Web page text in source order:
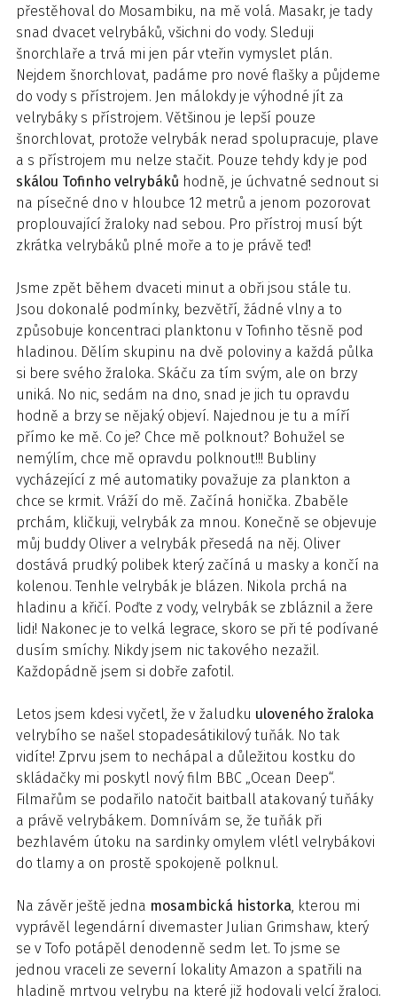
přestěhoval do Mosambiku, na mě volá. Masakr, je tady
snad dvacet velrybáků, všichni do vody. Sleduji
šnorchlaře a trvá mi jen pár vteřin vymyslet plán.
Nejdem šnorchlovat, padáme pro nové flašky a půjdeme
do vody s přístrojem. Jen málokdy je výhodné jít za
velrybáky s přístrojem. Většinou je lepší pouze
šnorchlovat, protože velrybák nerad spolupracuje, plave
a s přístrojem mu nelze stačit. Pouze tehdy kdy je pod
skálou Tofinho velrybáků hodně, je úchvatné sednout si
na písečné dno v hloubce 12 metrů a jenom pozorovat
proplouvající žraloky nad sebou. Pro přístroj musí být
zkrátka velrybáků plné moře a to je právě teď!
Jsme zpět během dvaceti minut a obři jsou stále tu.
Jsou dokonalé podmínky, bezvětří, žádné vlny a to
způsobuje koncentraci planktonu v Tofinho těsně pod
hladinou. Dělím skupinu na dvě poloviny a každá půlka
si bere svého žraloka. Skáču za tím svým, ale on brzy
uniká. No nic, sedám na dno, snad je jich tu opravdu
hodně a brzy se nějaký objeví. Najednou je tu a míří
přímo ke mě. Co je? Chce mě polknout? Bohužel se
nemýlím, chce mě opravdu polknout!!! Bubliny
vycházející z mé automatiky považuje za plankton a
chce se krmit. Vráží do mě. Začíná honička. Zbaběle
prchám, kličkuji, velrybák za mnou. Konečně se objevuje
můj buddy Oliver a velrybák přesedá na něj. Oliver
dostává prudký polibek který začíná u masky a končí na
kolenou. Tenhle velrybák je blázen. Nikola prchá na
hladinu a křičí. Poďte z vody, velrybák se zbláznil a žere
lidi! Nakonec je to velká legrace, skoro se při té podívané
dusím smíchy. Nikdy jsem nic takového nezažil.
Každopádně jsem si dobře zafotil.
Letos jsem kdesi vyčetl, že v žaludku uloveného žraloka
velrybího se našel stopadesátikilový tuňák. No tak
vidíte! Zprvu jsem to nechápal a důležitou kostku do
skládačky mi poskytl nový film BBC „Ocean Deep“.
Filmařům se podařilo natočit baitball atakovaný tuňáky
a právě velrybákem. Domnívám se, že tuňák při
bezhlavém útoku na sardinky omylem vlétl velrybákovi
do tlamy a on prostě spokojeně polknul.
Na závěr ještě jedna mosambická historka, kterou mi
vyprávěl legendární divemaster Julian Grimshaw, který
se v Tofo potápěl denodenně sedm let. To jsme se
jednou vraceli ze severní lokality Amazon a spatřili na
hladině mrtvou velrybu na které již hodovali velcí žraloci.